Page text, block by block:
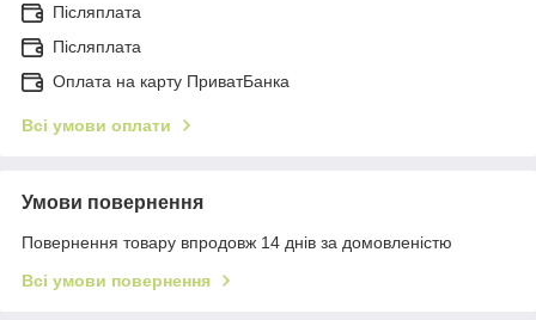
Післяплата
Післяплата
Оплата на карту ПриватБанка
Всі умови оплати
Умови повернення
Повернення товару впродовж 14 днів за домовленістю
Всі умови повернення